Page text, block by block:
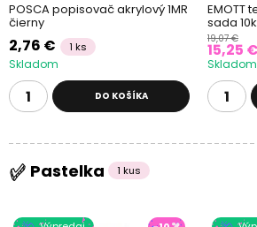
POSCA popisovač akrylový 1MR
čierny
2,76 € 1 ks
Skladom
DO KOŠÍKA
EMOTT
sada
19,07 €
15,25 €
Skladom
Pastelka 1 kus